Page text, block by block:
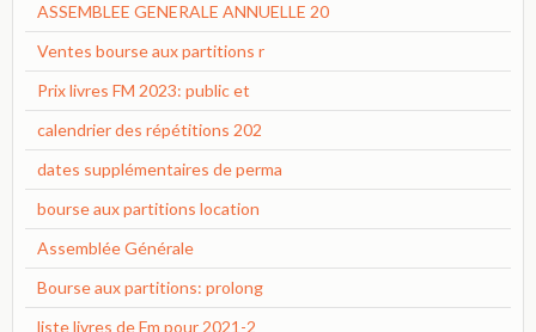
ASSEMBLEE GENERALE ANNUELLE 20
Ventes bourse aux partitions r
Prix livres FM 2023: public et
calendrier des répétitions 202
dates supplémentaires de perma
bourse aux partitions location
Assemblée Générale
Bourse aux partitions: prolong
liste livres de Fm pour 2021-2